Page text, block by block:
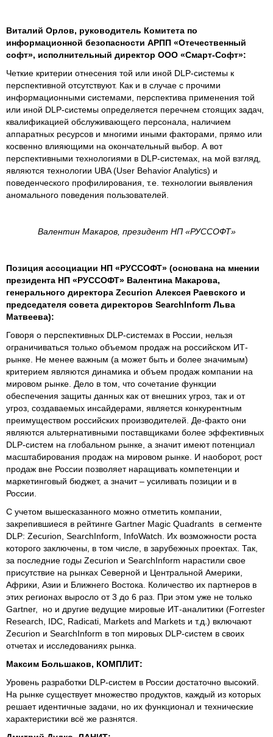
Виталий Орлов, руководитель Комитета по
информационной безопасности АРПП «Отечественный
софт», исполнительный директор ООО «Смарт-Софт»:
Четкие критерии отнесения той или иной DLP-системы к
перспективной отсутствуют. Как и в случае с прочими
информационными системами, перспектива применения той
или иной DLP-системы определяется перечнем стоящих задач,
квалификацией обслуживающего персонала, наличием
аппаратных ресурсов и многими иными факторами, прямо или
косвенно влияющими на окончательный выбор. А вот
перспективными технологиями в DLP-системах, на мой взгляд,
являются технологии UBA (User Behavior Analytics) и
поведенческого профилирования, т.е. технологии выявления
аномального поведения пользователей.
Валентин Макаров, президент НП «РУССОФТ»
Позиция ассоциации НП «РУССОФТ» (основана на мнении
президента НП «РУССОФТ» Валентина Макарова,
генерального директора Zecurion Алексея Раевского и
председателя совета директоров SearchInform Льва
Матвеева):
Говоря о перспективных DLP-системах в России, нельзя
ограничиваться только объемом продаж на российском ИТ-
рынке. Не менее важным (а может быть и более значимым)
критерием являются динамика и объем продаж компании на
мировом рынке. Дело в том, что сочетание функции
обеспечения защиты данных как от внешних угроз, так и от
угроз, создаваемых инсайдерами, является конкурентным
преимуществом российских производителей. Де-факто они
являются альтернативными поставщиками более эффективных
DLP-систем на глобальном рынке, а значит имеют потенциал
масштабирования продаж на мировом рынке. И наоборот, рост
продаж вне России позволяет наращивать компетенции и
маркетинговый бюджет, а значит – усиливать позиции и в
России.
С учетом вышесказанного можно отметить компании,
закрепившиеся в рейтинге Gartner Magic Quadrants в сегменте
DLP: Zecurion, SearchInform, InfoWatch. Их возможности роста
которого заключены, в том числе, в зарубежных проектах. Так,
за последние годы Zecurion и SearchInform нарастили свое
присутствие на рынках Северной и Центральной Америки,
Африки, Азии и Ближнего Востока. Количество их партнеров в
этих регионах выросло от 3 до 6 раз. При этом уже не только
Gartner, но и другие ведущие мировые ИТ-аналитики (Forrester
Research, IDC, Radicati, Markets and Markets и т.д.) включают
Zecurion и SearchInform в топ мировых DLP-систем в своих
отчетах и исследованиях рынка.
Максим Большаков, КОМПЛИТ:
Уровень разработки DLP-систем в России достаточно высокий.
На рынке существует множество продуктов, каждый из которых
решает идентичные задачи, но их функционал и технические
характеристики всё же разнятся.